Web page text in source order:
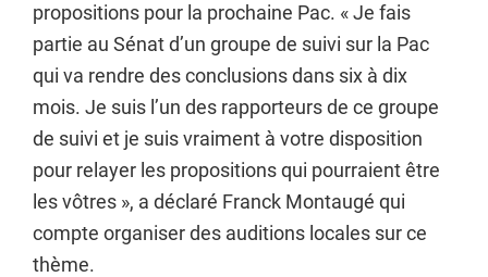
propositions pour la prochaine Pac. « Je fais
partie au Sénat d’un groupe de suivi sur la Pac
qui va rendre des conclusions dans six à dix
mois. Je suis l’un des rapporteurs de ce groupe
de suivi et je suis vraiment à votre disposition
pour relayer les propositions qui pourraient être
les vôtres », a déclaré Franck Montaugé qui
compte organiser des auditions locales sur ce
thème.